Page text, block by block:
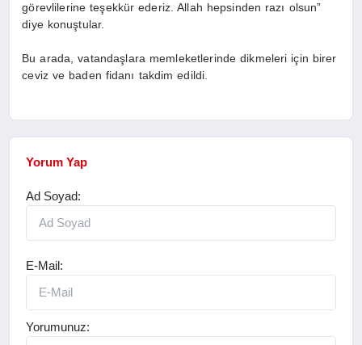
görevlilerine teşekkür ederiz. Allah hepsinden razı olsun”
diye konuştular.
Bu arada, vatandaşlara memleketlerinde dikmeleri için birer
ceviz ve baden fidanı takdim edildi.
Yorum Yap
Ad Soyad:
E-Mail:
Yorumunuz: